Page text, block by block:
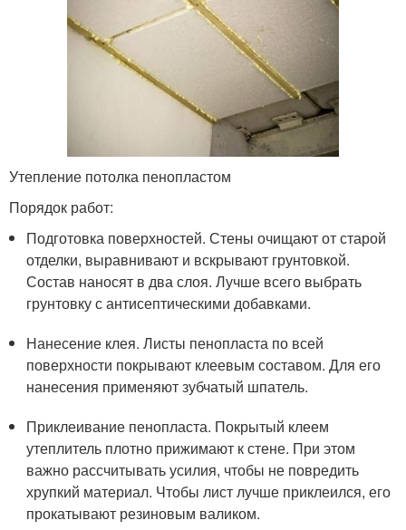
Утепление потолка пенопластом
Порядок работ:
Подготовка поверхностей. Стены очищают от старой
отделки, выравнивают и вскрывают грунтовкой.
Состав наносят в два слоя. Лучше всего выбрать
грунтовку с антисептическими добавками.
Нанесение клея. Листы пенопласта по всей
поверхности покрывают клеевым составом. Для его
нанесения применяют зубчатый шпатель.
Приклеивание пенопласта. Покрытый клеем
утеплитель плотно прижимают к стене. При этом
важно рассчитывать усилия, чтобы не повредить
хрупкий материал. Чтобы лист лучше приклеился, его
прокатывают резиновым валиком.